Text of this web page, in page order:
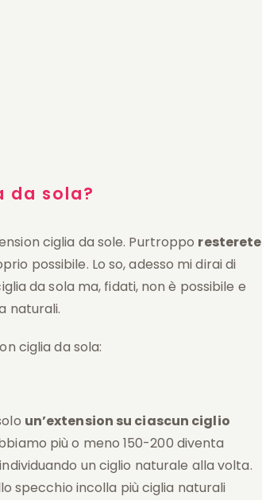
da sola?
ciglia da sole. Purtroppo resterete
possibile. Lo so, adesso mi dirai di
da sola ma, fidati, non è possibile e
naturali.
ciglia da sola:
un’extension su ciascun ciglio
più o meno 150-200 diventa
un ciglio naturale alla volta.
specchio incolla più ciglia naturali